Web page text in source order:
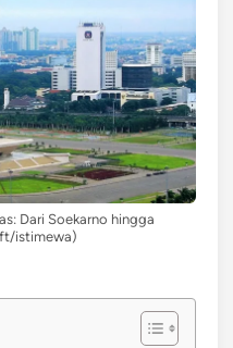
Dari Soekarno hingga
istimewa)